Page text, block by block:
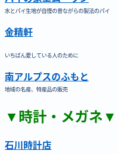
水とパイ生地が自慢の昔ながらの製法のパイ
金精軒
いちばん愛している人のために
南アルプスのふもと
地域の名産、特産品の販売
▼時計・メガネ▼
石川時計店